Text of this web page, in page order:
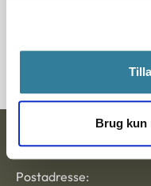
Brug kun
havde en så betydelig
at der ikke fandtes
adoptionsforløb ville
Ankestyrelsen
Postadresse: